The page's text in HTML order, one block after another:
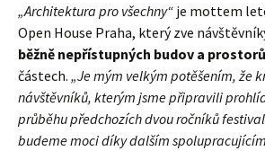
„Architektura pro všechny“ je mottem
Open House Praha, který zve
běžně nepřístupných budov a prostorů
částech. „Je mým velkým potěšením, že
návštěvníků, kterým jsme připravili
průběhu předchozích dvou ročníků
budeme moci díky dalším